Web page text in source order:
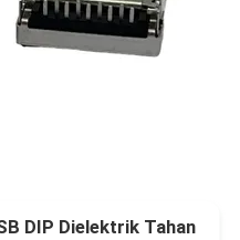
DIP Dielektrik Tahan